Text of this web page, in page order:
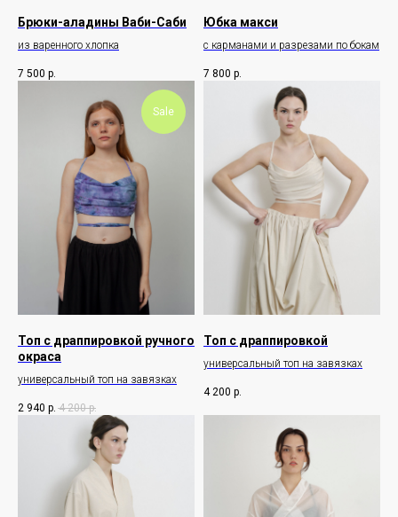
Брюки-аладины Ваби-Саби
из варенного хлопка
7 500 р.
Юбка макси
с карманами и разрезами по бокам
7 800 р.
Sale
Топ с драппировкой ручного
окраса
универсальный топ на завязках
2 940 р. 4 200 р.
Топ с драппировкой
универсальный топ на завязках
4 200 р.